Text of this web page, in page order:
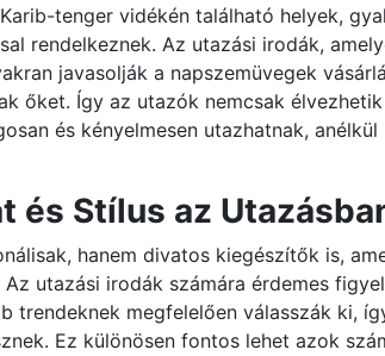
tenger vidékén található helyek,
rendelkeznek. Az utazási irodák,
javasolják a napszemüvegek
őket. Így az utazók nemcsak
és kényelmesen utazhatnak,
és Stílus az
hanem divatos kiegészítők is,
utazási irodák számára érdemes
trendeknek megfelelően válasszák ki,
Ez különösen fontos lehet azok